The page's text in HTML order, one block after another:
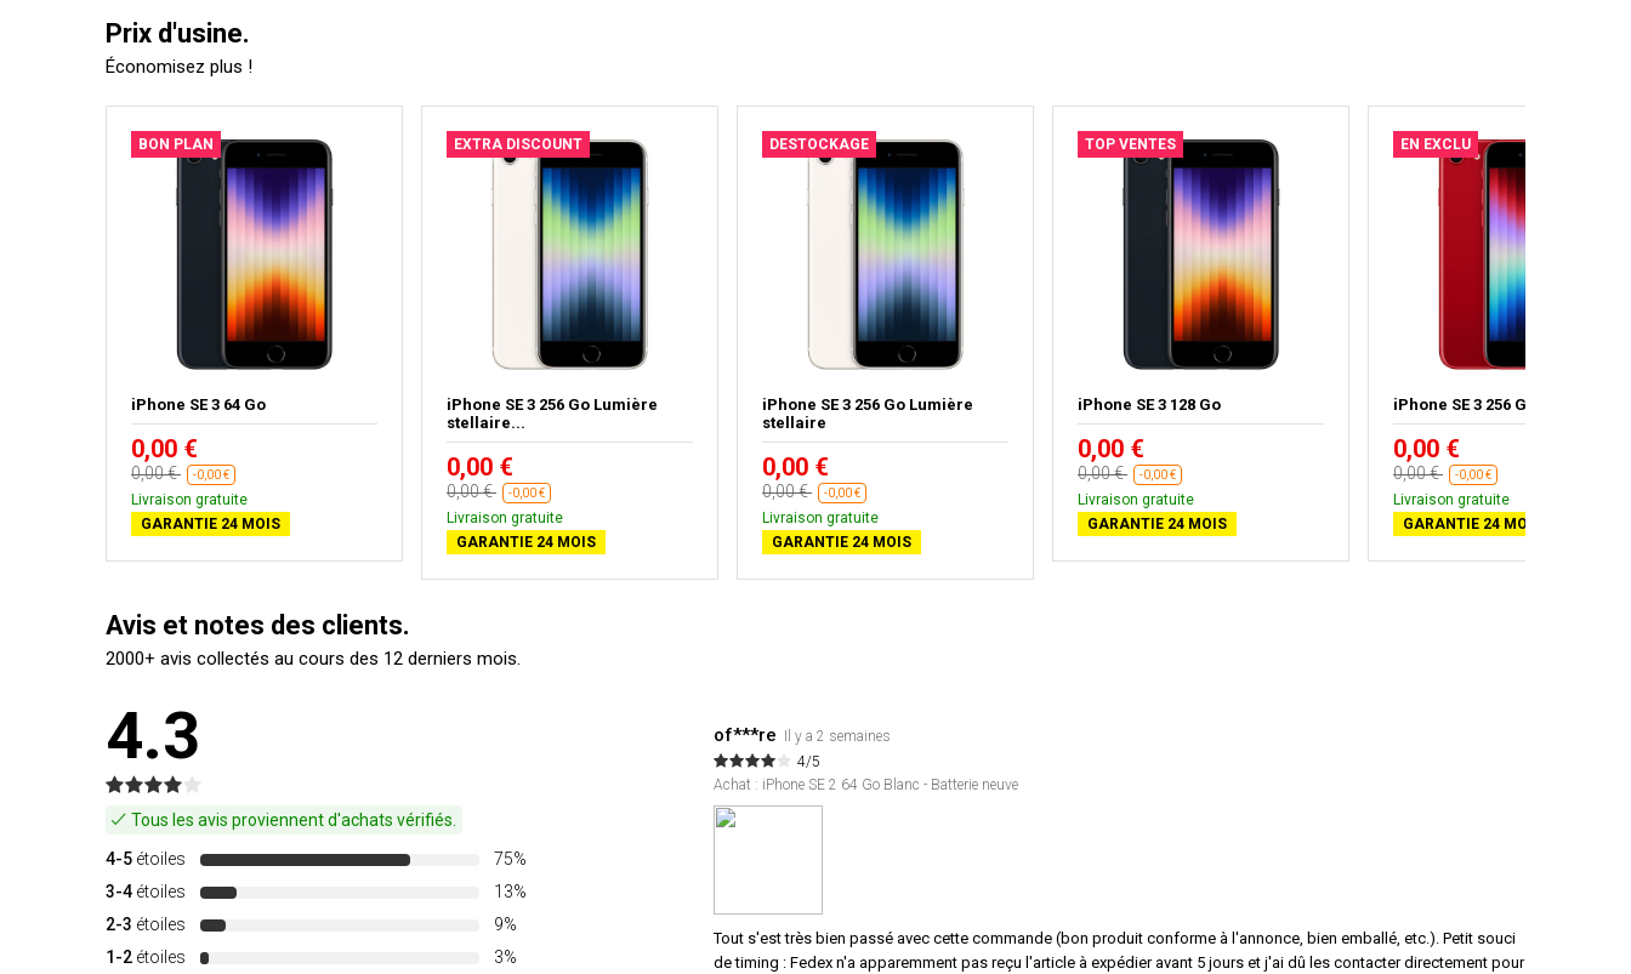
Prix d'usine.
Économisez plus !
BON PLAN
iPhone SE 3 64 Go
0,00 €
0,00 € -0,00 €
Livraison gratuite
GARANTIE 24 MOIS
EXTRA DISCOUNT
iPhone SE 3 256 Go Lumière
stellaire...
0,00 €
0,00 € -0,00 €
Livraison gratuite
GARANTIE 24 MOIS
DESTOCKAGE
iPhone SE 3 256 Go Lumière
stellaire
0,00 €
0,00 € -0,00 €
Livraison gratuite
GARANTIE 24 MOIS
TOP VENTES
iPhone SE 3 128 Go
0,00 €
0,00 € -0,00 €
Livraison gratuite
GARANTIE 24 MOIS
EN EXCLU
iPhone SE 3 256 Go Rouge
0,00 €
0,00 € -0,00 €
Livraison gratuite
GARANTIE 24 MOIS
Avis et notes des clients.
2000+ avis collectés au cours des 12 derniers mois.
4.3
Tous les avis proviennent d'achats vérifiés.
4-5 étoiles
75%
3-4 étoiles
13%
2-3 étoiles
9%
1-2 étoiles 3%
of***re
Il y a 2 semaines
4/5
Achat : iPhone SE 2 64 Go Blanc - Batterie neuve
Tout s'est très bien passé avec cette commande (bon produit conforme à l'annonce, bien emballé, etc.). Petit souci
de timing : Fedex n'a apparemment pas reçu l'article à expédier avant 5 jours et j'ai dû les contacter directement pour